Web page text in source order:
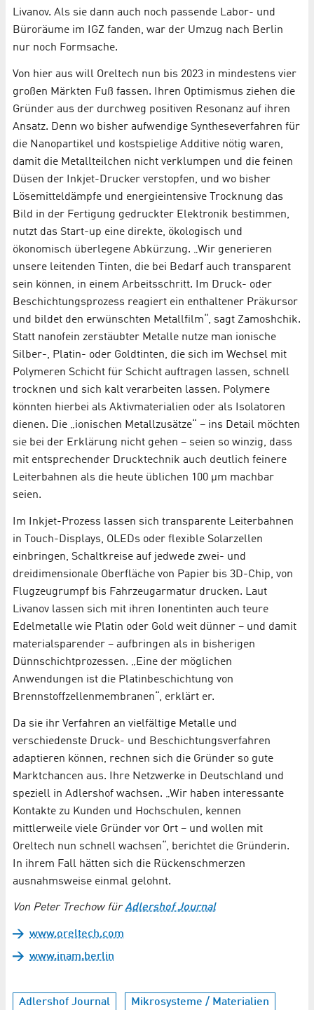
Livanov. Als sie dann auch noch passende Labor- und
Büroräume im IGZ fanden, war der Umzug nach Berlin
nur noch Formsache.
Von hier aus will Oreltech nun bis 2023 in mindestens vier
großen Märkten Fuß fassen. Ihren Optimismus ziehen die
Gründer aus der durchweg positiven Resonanz auf ihren
Ansatz. Denn wo bisher aufwendige Syntheseverfahren für
die Nanopartikel und kostspielige Additive nötig waren,
damit die Metallteilchen nicht verklumpen und die feinen
Düsen der Inkjet-Drucker verstopfen, und wo bisher
Lösemitteldämpfe und energieintensive Trocknung das
Bild in der Fertigung gedruckter Elektronik bestimmen,
nutzt das Start-up eine direkte, ökologisch und
ökonomisch überlegene Abkürzung. „Wir generieren
unsere leitenden Tinten, die bei Bedarf auch transparent
sein können, in einem Arbeitsschritt. Im Druck- oder
Beschichtungsprozess reagiert ein enthaltener Präkursor
und bildet den erwünschten Metallfilm“, sagt Zamoshchik.
Statt nanofein zerstäubter Metalle nutze man ionische
Silber-, Platin- oder Goldtinten, die sich im Wechsel mit
Polymeren Schicht für Schicht auftragen lassen, schnell
trocknen und sich kalt verarbeiten lassen. Polymere
könnten hierbei als Aktivmaterialien oder als Isolatoren
dienen. Die „ionischen Metallzusätze“ – ins Detail möchten
sie bei der Erklärung nicht gehen – seien so winzig, dass
mit entsprechender Drucktechnik auch deutlich feinere
Leiterbahnen als die heute üblichen 100 µm machbar
seien.
Im Inkjet-Prozess lassen sich transparente Leiterbahnen
in Touch-Displays, OLEDs oder flexible Solarzellen
einbringen, Schaltkreise auf jedwede zwei- und
dreidimensionale Oberfläche von Papier bis 3D-Chip, von
Flugzeugrumpf bis Fahrzeugarmatur drucken. Laut
Livanov lassen sich mit ihren Ionentinten auch teure
Edelmetalle wie Platin oder Gold weit dünner – und damit
materialsparender – aufbringen als in bisherigen
Dünnschichtprozessen. „Eine der möglichen
Anwendungen ist die Platinbeschichtung von
Brennstoffzellenmembranen“, erklärt er.
Da sie ihr Verfahren an vielfältige Metalle und
verschiedenste Druck- und Beschichtungsverfahren
adaptieren können, rechnen sich die Gründer so gute
Marktchancen aus. Ihre Netzwerke in Deutschland und
speziell in Adlershof wachsen. „Wir haben interessante
Kontakte zu Kunden und Hochschulen, kennen
mittlerweile viele Gründer vor Ort – und wollen mit
Oreltech nun schnell wachsen“, berichtet die Gründerin.
In ihrem Fall hätten sich die Rückenschmerzen
ausnahmsweise einmal gelohnt.
Von Peter Trechow fürAdlershof Journal
www.oreltech.com
www.inam.berlin
Adlershof Journal Mikrosysteme / Materialien